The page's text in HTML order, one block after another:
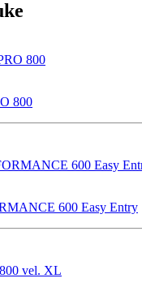
800
600 Easy Entry